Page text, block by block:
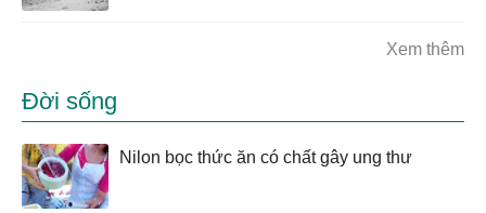
Xem thêm
Đời sống
Nilon bọc thức ăn có chất gây ung thư